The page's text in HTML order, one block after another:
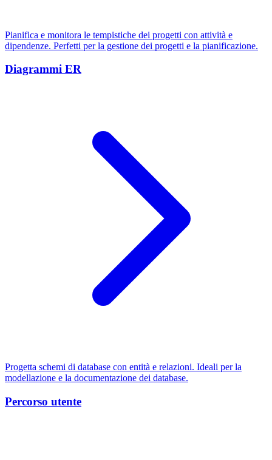
Pianifica e monitora le tempistiche dei progetti con attività e
dipendenze. Perfetti per la gestione dei progetti e la pianificazione.
Diagrammi ER
Progetta schemi di database con entità e relazioni. Ideali per la
modellazione e la documentazione dei database.
Percorso utente